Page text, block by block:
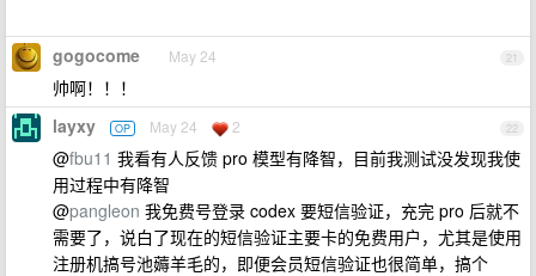
21
gogocome May 24
帅啊！！！
22
layxy OP May 24 2
@fbu11 我看有人反馈 pro 模型有降智，目前我测试没发现我使
用过程中有降智
@pangleon 我免费号登录 codex 要短信验证，充完 pro 后就不
需要了，说白了现在的短信验证主要卡的免费用户，尤其是使用
注册机搞号池薅羊毛的，即便会员短信验证也很简单，搞个